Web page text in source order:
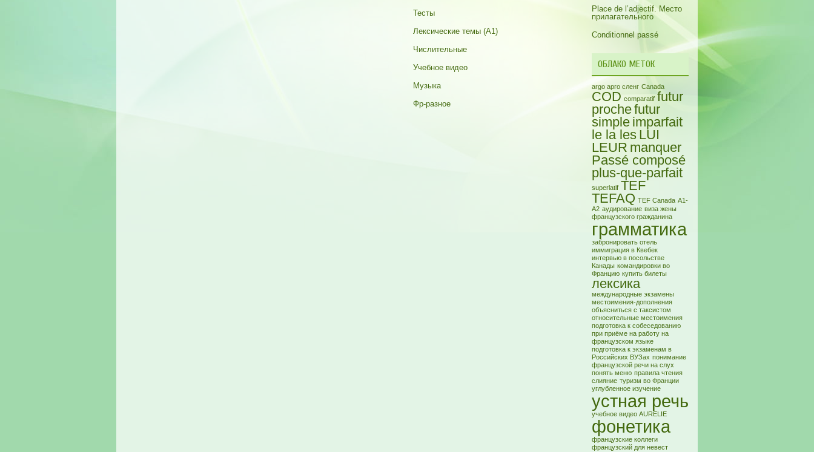
Тесты
Лексические темы (А1)
Числительные
Учебное видео
Музыка
Фр-разное
Place de l’adjectif. Место
прилагательного
Conditionnel passé
ОБЛАКО МЕТОК
argo арго сленг Canada
COD comparatif futur
prochefutur
simple imparfait
le la les LUI
LEUR manquer
Passé composé
plus-que-parfait
superlatif TEF
TEFAQ TEF Canada А1-
А2 аудирование виза жены
французского гражданина
грамматика
забронировать отель
иммиграция в Квебек
интервью в посольстве
Канады командировки во
Францию купить билеты
лексика
международные экзамены
местоимения-дополнения
объясниться с таксистом
относительные местоимения
подготовка к собеседованию
при приёме на работу на
французском языке
подготовка к экзаменам в
Российских ВУЗах понимание
французской речи на слух
понять меню правила чтения
слияние туризм во Франции
углубленное изучение
устная речь
учебное видео AURELIE
фонетика
французские коллеги
французский для невест